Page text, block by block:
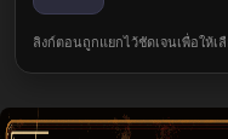
ลิงก์ตอนถูกแยกไว้ชัดเจนเพื่อให้